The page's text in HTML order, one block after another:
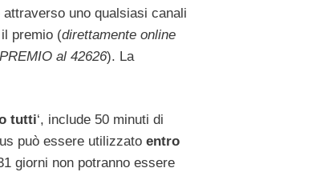
attraverso uno qualsiasi canali
premio (direttamente online
al 42626). La
tutti‘, include 50 minuti di
può essere utilizzato entro
giorni non potranno essere